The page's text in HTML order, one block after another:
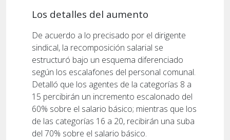
Los detalles del aumento
De acuerdo a lo precisado por el dirigente
sindical, la recomposición salarial se
estructuró bajo un esquema diferenciado
según los escalafones del personal comunal.
Detalló que los agentes de la categorías 8 a
15 percibirán un incremento escalonado del
60% sobre el salario básico; mientras que los
de las categorías 16 a 20, recibirán una suba
del 70% sobre el salario básico.